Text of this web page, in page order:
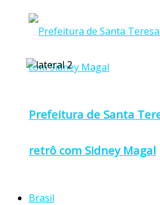
Prefeitura de Santa
retrô com Sidney Magal
Brasil